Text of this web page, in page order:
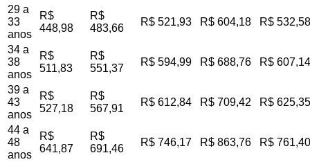
29 a
33
anos
R$
448,98
R$
483,66
R$ 521,93 R$ 604,18 R$ 532,58
34 a
38
anos
R$
511,83
R$
551,37
R$ 594,99 R$ 688,76 R$ 607,14
39 a
43
anos
R$
527,18
R$
567,91
R$ 612,84 R$ 709,42 R$ 625,35
44 a
48
anos
R$
641,87
R$
691,46
R$ 746,17 R$ 863,76 R$ 761,40